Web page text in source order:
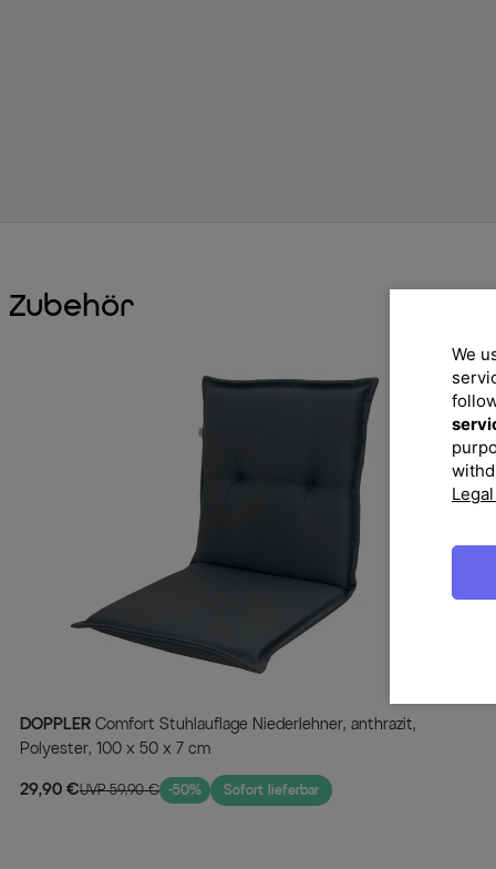
Zubehör
DOPPLER
Polyester, 100 x 50 x 7 cm
29,90 €UVP 59,90 € -50% Sofort lieferbar
We